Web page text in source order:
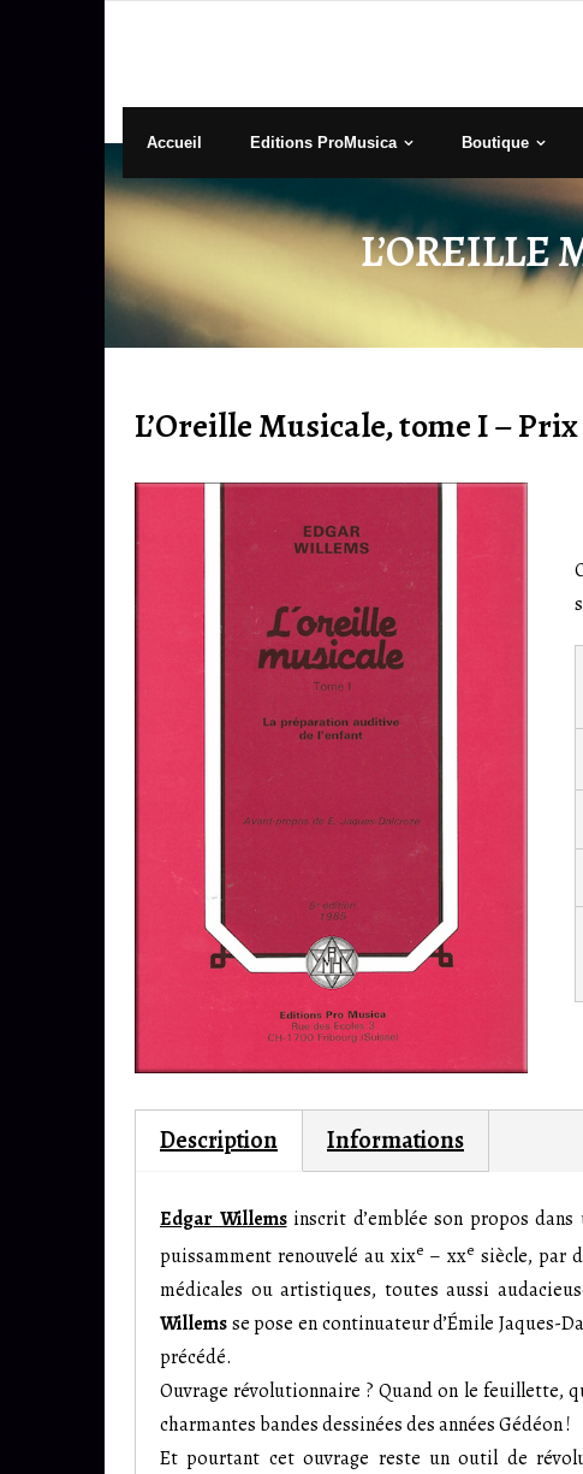
Accueil Editions ProMusica Boutique
L’OREILLE
L’Oreille Musicale, tome I – Prix
Description Informations
Edgar Willemsinscrit d’emblée son propos
puissamment renouvelé au xixe –xxe siècle, par
médicales ou artistiques, toutes aussi
Willemsse pose en continuateur d’Émile Jaques-
précédé.
Ouvrage révolutionnaire ? Quand on le feuillette,
charmantes bandes dessinées des années Gédéon !
Et pourtant cet ouvrage reste un outil de